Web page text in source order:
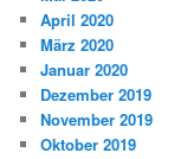
April 2020
März 2020
Januar 2020
Dezember 2019
November 2019
Oktober 2019